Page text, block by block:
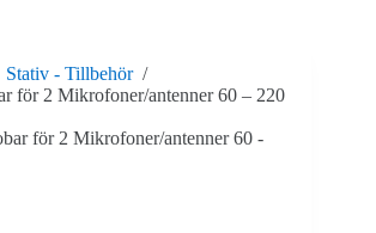
Stativ - Tillbehör /
för 2 Mikrofoner/antenner 60 – 220